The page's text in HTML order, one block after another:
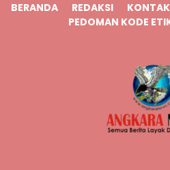
BERANDA REDAKSI KONTAK
PEDOMAN KODE